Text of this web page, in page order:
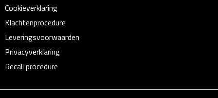
Bureau ventilatoren
Boekenleggers
Briefopeners
Cookieverklaring
Klachtenprocedure
Leveringsvoorwaarden
Privacyverklaring
Recall procedure